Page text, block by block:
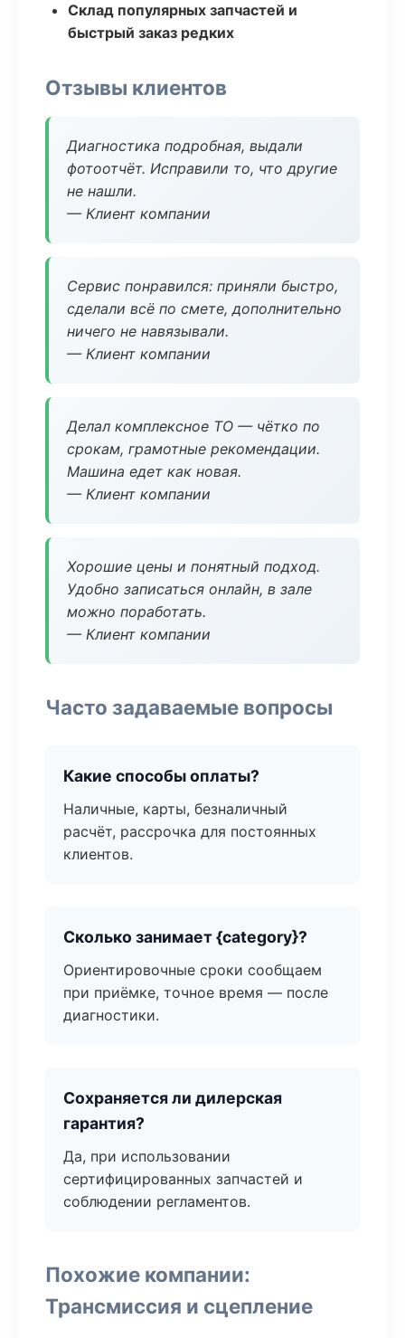
Склад популярных запчастей и
быстрый заказ редких
Отзывы клиентов
Диагностика подробная, выдали
фотоотчёт. Исправили то, что другие
не нашли.
— Клиент компании
Сервис понравился: приняли быстро,
сделали всё по смете, дополнительно
ничего не навязывали.
— Клиент компании
Делал комплексное ТО — чётко по
срокам, грамотные рекомендации.
Машина едет как новая.
— Клиент компании
Хорошие цены и понятный подход.
Удобно записаться онлайн, в зале
можно поработать.
— Клиент компании
Часто задаваемые вопросы
Какие способы оплаты?
Наличные, карты, безналичный
расчёт, рассрочка для постоянных
клиентов.
Сколько занимает {category}?
Ориентировочные сроки сообщаем
при приёмке, точное время — после
диагностики.
Сохраняется ли дилерская
гарантия?
Да, при использовании
сертифицированных запчастей и
соблюдении регламентов.
Похожие компании:
Трансмиссия и сцепление